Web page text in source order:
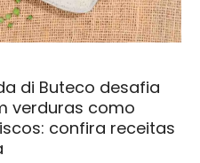
di Buteco desafia
verduras como
confira receitas